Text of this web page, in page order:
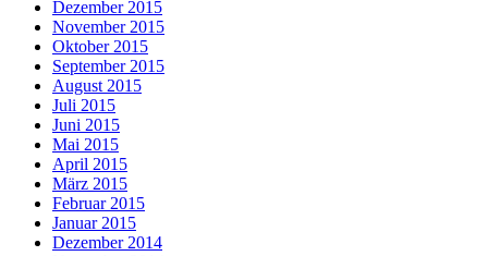
Dezember 2015
November 2015
Oktober 2015
September 2015
August 2015
Juli 2015
Juni 2015
Mai 2015
April 2015
März 2015
Februar 2015
Januar 2015
Dezember 2014